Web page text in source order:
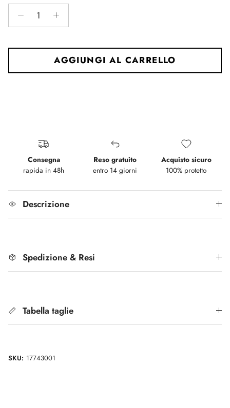
The rating of this product for "" is 3.
AGGIUNGI AL CARRELLO
Consegna
rapida in 48h
Reso gratuito
entro 14 giorni
Acquisto sicuro
100% protetto
Descrizione
Spedizione & Resi
Tabella taglie
SKU: 17743001